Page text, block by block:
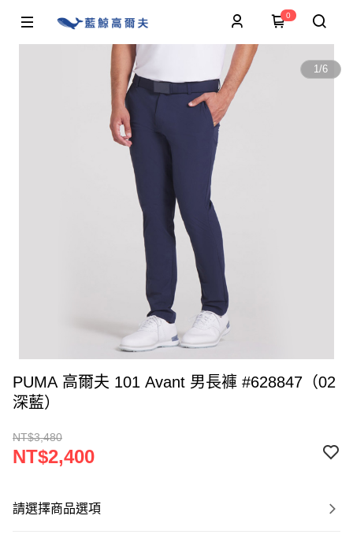
0
1/6
PUMA 高爾夫 101 Avant 男長褲 #628847（02
深藍）
NT$3,480
NT$2,400
請選擇商品選項